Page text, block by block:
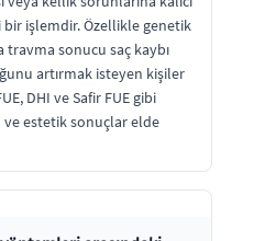
işlemdir. Özellikle genetik
sonucu saç kaybı
artırmak isteyen kişiler
DHI ve Safir FUE gibi
estetik sonuçlar elde